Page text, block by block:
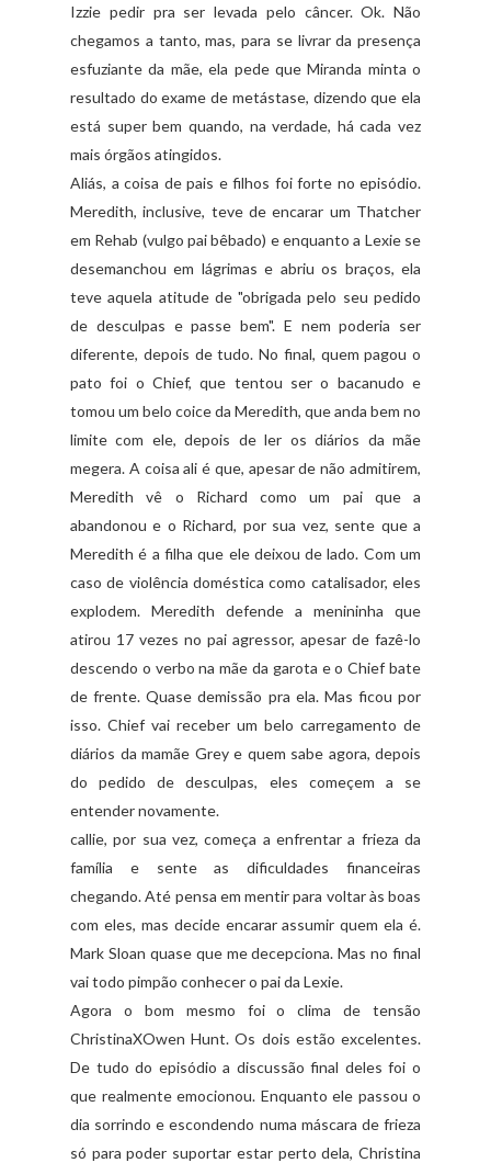
Izzie pedir pra ser levada pelo câncer. Ok. Não
chegamos a tanto, mas, para se livrar da presença
esfuziante da mãe, ela pede que Miranda minta o
resultado do exame de metástase, dizendo que ela
está super bem quando, na verdade, há cada vez
mais órgãos atingidos.
Aliás, a coisa de pais e filhos foi forte no episódio.
Meredith, inclusive, teve de encarar um Thatcher
em Rehab (vulgo pai bêbado) e enquanto a Lexie se
desemanchou em lágrimas e abriu os braços, ela
teve aquela atitude de "obrigada pelo seu pedido
de desculpas e passe bem". E nem poderia ser
diferente, depois de tudo. No final, quem pagou o
pato foi o Chief, que tentou ser o bacanudo e
tomou um belo coice da Meredith, que anda bem no
limite com ele, depois de ler os diários da mãe
megera. A coisa ali é que, apesar de não admitirem,
Meredith vê o Richard como um pai que a
abandonou e o Richard, por sua vez, sente que a
Meredith é a filha que ele deixou de lado. Com um
caso de violência doméstica como catalisador, eles
explodem. Meredith defende a menininha que
atirou 17 vezes no pai agressor, apesar de fazê-lo
descendo o verbo na mãe da garota e o Chief bate
de frente. Quase demissão pra ela. Mas ficou por
isso. Chief vai receber um belo carregamento de
diários da mamãe Grey e quem sabe agora, depois
do pedido de desculpas, eles começem a se
entender novamente.
callie, por sua vez, começa a enfrentar a frieza da
família e sente as dificuldades financeiras
chegando. Até pensa em mentir para voltar às boas
com eles, mas decide encarar assumir quem ela é.
Mark Sloan quase que me decepciona. Mas no final
vai todo pimpão conhecer o pai da Lexie.
Agora o bom mesmo foi o clima de tensão
ChristinaXOwen Hunt. Os dois estão excelentes.
De tudo do episódio a discussão final deles foi o
que realmente emocionou. Enquanto ele passou o
dia sorrindo e escondendo numa máscara de frieza
só para poder suportar estar perto dela, Christina